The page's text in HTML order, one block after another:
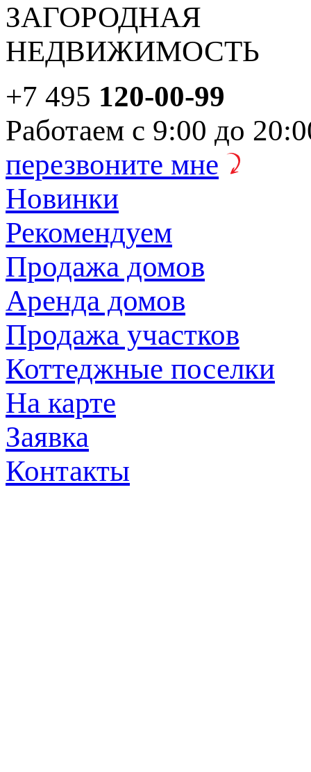
ЗАГОРОДНАЯ
НЕДВИЖИМОСТЬ
+7 495 120-00-99
Работаем с 9:00 до
перезвоните мне
Новинки
Рекомендуем
Продажа домов
Аренда домов
Продажа участков
Коттеджные поселки
На карте
Заявка
Контакты